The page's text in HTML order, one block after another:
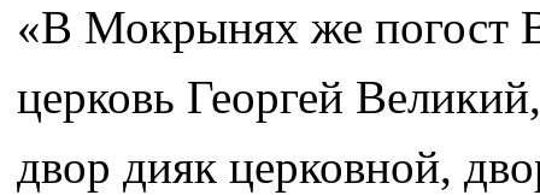
«В Мокрынях же погост
церковь Георгей
двор дияк церковной,